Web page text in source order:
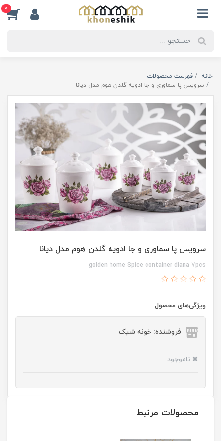
0
خانه
فهرست محصولات
سرویس پا سماوری و جا ادویه گلدن هوم مدل دیانا
سرویس پا سماوری و جا ادویه گلدن هوم مدل دیانا
golden home Spice container diana 7pcs
ویژگی‌های محصول
فروشنده: خونه شیک
ناموجود
محصولات مرتبط